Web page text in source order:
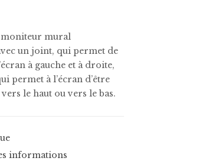
mural
un joint, qui permet de
à gauche et à droite,
permet à l’écran d’être
le haut ou vers le bas.
informations